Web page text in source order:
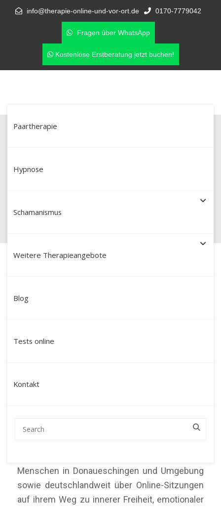
info@therapie-online-und-vor-ort.de 0170-7779042
Fragen über WhatsApp
Kostenlose Erstberatung jetzt buchen!
Paartherapie
Hypnose
Schamanismus
Weitere Therapieangebote
Blog
Tests online
Kontakt
Donaueschingen & online –
Sozialpädagoge aus Peru)
Gesprächstherapien hinausgeht und Sie auf
Menschen in Donaueschingen und Umgebung
sowie deutschlandweit über Online-Sitzungen
auf ihrem Weg zu innerer Freiheit, emotionaler